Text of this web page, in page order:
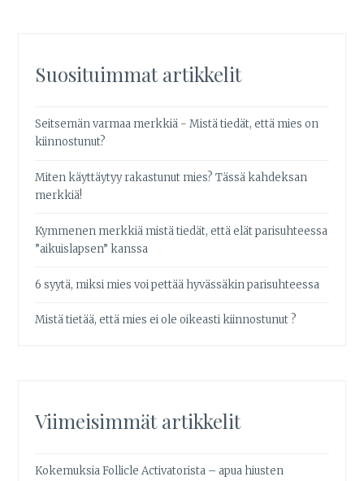
Suosituimmat artikkelit
Seitsemän varmaa merkkiä - Mistä tiedät, että mies on
kiinnostunut?
Miten käyttäytyy rakastunut mies? Tässä kahdeksan
merkkiä!
Kymmenen merkkiä mistä tiedät, että elät parisuhteessa
”aikuislapsen” kanssa
6 syytä, miksi mies voi pettää hyvässäkin parisuhteessa
Mistä tietää, että mies ei ole oikeasti kiinnostunut ?
Viimeisimmät artikkelit
Kokemuksia Follicle Activatorista – apua hiusten